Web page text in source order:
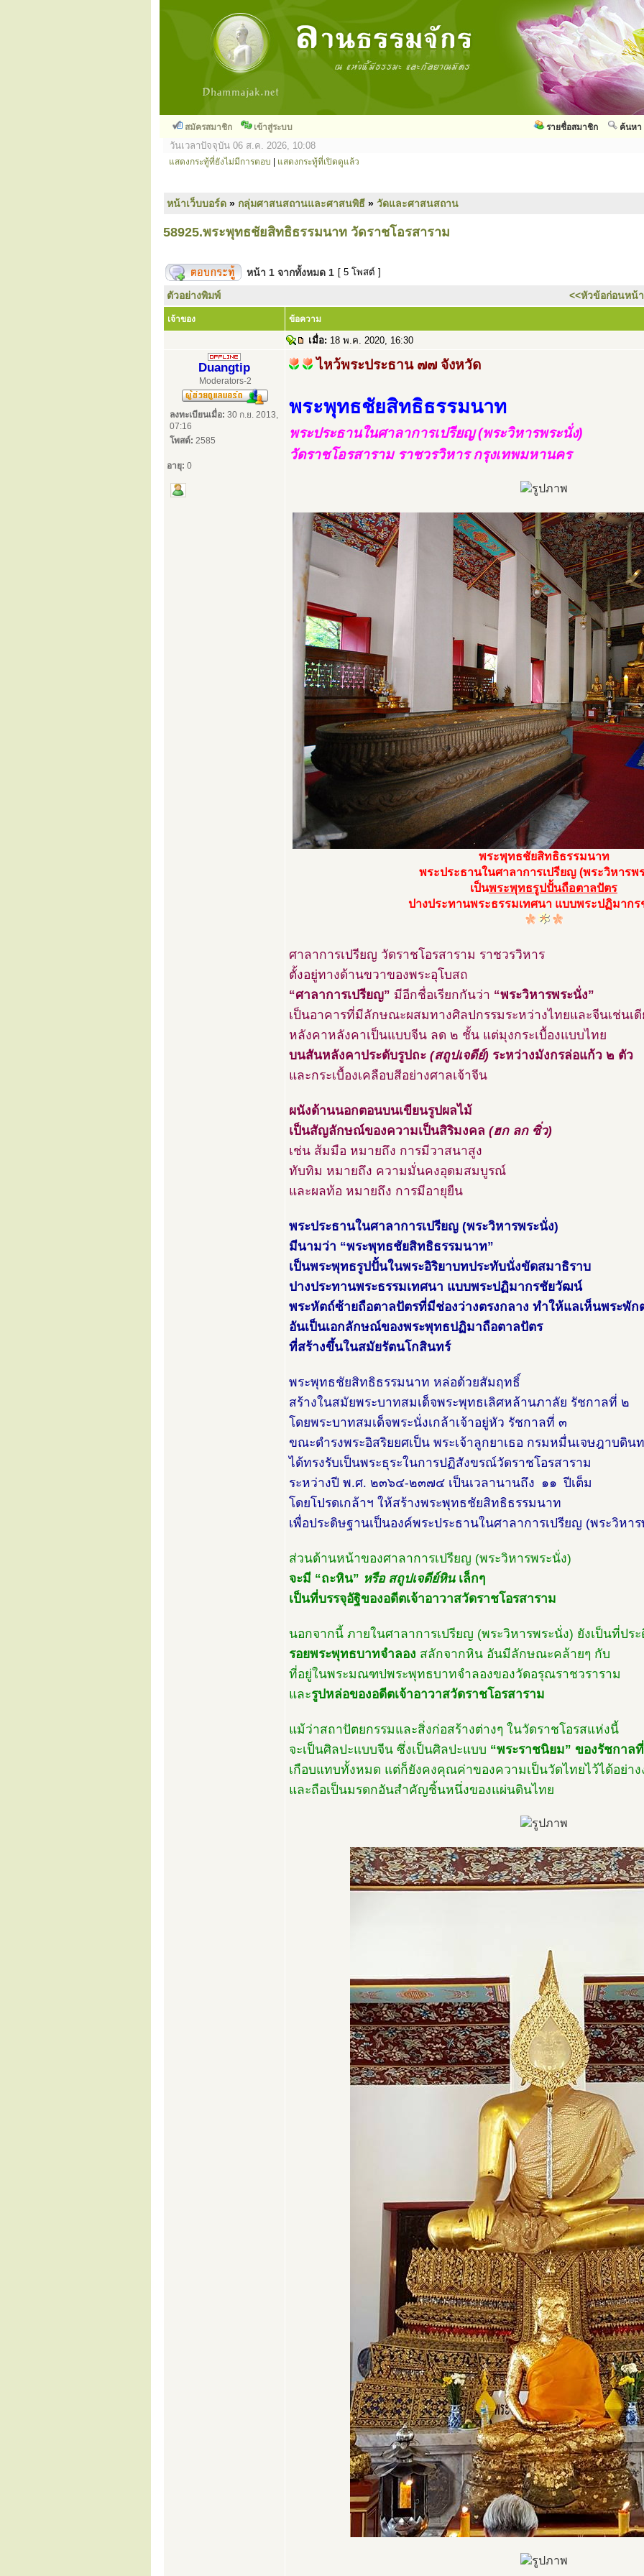
สมัครสมาชิก เข้าสู่ระบบ ค้นหา
รายชื่อสมาชิก
วันเวลาปัจจุบัน 06 ส.ค. 2026, 10:08
แสดงกระทู้ที่ยังไม่มีการตอบ แสดงกระทู้ที่เปิดดูแล้ว
หน้าเว็บบอร์ด » กลุ่มศาสนสถานและศาสนพิธี » วัดและศาสนสถาน
58925.พระพุทธชัยสิทธิธรรมนาท วัดราชโอรสาราม
หน้า 1 จากทั้งหมด 1 [ 5 โพสต์ ]
ตัวอย่างพิมพ์ <<หัวข้อก่อนหน้า
เจ้าของ ข้อความ
เมื่อ: 18 พ.ค. 2020, 16:30
Duangtip
Moderators-2
ลงทะเบียนเมื่อ: 30 ก.ย. 2013,
07:16
โพสต์: 2585
อายุ: 0
ไหว้พระประธาน ๗๗ จังหวัด
พระพุทธชัยสิทธิธรรมนาท
พระประธานในศาลาการเปรียญ (พระวิหารพระนั่ง)
วัดราชโอรสาราม ราชวรวิหาร กรุงเทพมหานคร
พระพุทธชัยสิทธิธรรมนาท
พระประธานในศาลาการเปรียญ (พระวิหารพ
เป็นพระพุทธรูปปั้นถือตาลปัตร
ปางประทานพระธรรมเทศนา แบบพระปฏิมาก
ศาลาการเปรียญ วัดราชโอรสาราม ราชวรวิหาร
ตั้งอยู่ทางด้านขวาของพระอุโบสถ
“ศาลาการเปรียญ” มีอีกชื่อเรียกกันว่า “พระวิหารพระนั่ง”
เป็นอาคารที่มีลักษณะผสมทางศิลปกรรมระหว่างไทยและจีนเช่นเ
หลังคาหลังคาเป็นแบบจีน ลด ๒ ชั้น แต่มุงกระเบื้องแบบไทย
บนสันหลังคาประดับรูปถะ (สถูปเจดีย์) ระหว่างมังกรล่อแก้ว ๒ ตัว
และกระเบื้องเคลือบสีอย่างศาลเจ้าจีน
ผนังด้านนอกตอนบนเขียนรูปผลไม้
เป็นสัญลักษณ์ของความเป็นสิริมงคล (ฮก ลก ซิ่ว)
เช่น ส้มมือ หมายถึง การมีวาสนาสูง
ทับทิม หมายถึง ความมั่นคงอุดมสมบูรณ์
และผลท้อ หมายถึง การมีอายุยืน
พระประธานในศาลาการเปรียญ (พระวิหารพระนั่ง)
มีนามว่า “พระพุทธชัยสิทธิธรรมนาท”
เป็นพระพุทธรูปปั้นในพระอิริยาบทประทับนั่งขัดสมาธิราบ
ปางประทานพระธรรมเทศนา แบบพระปฏิมากรชัยวัฒน์
พระหัตถ์ซ้ายถือตาลปัตรที่มีช่องว่างตรงกลาง ทำให้แลเห็นพระพัก
อันเป็นเอกลักษณ์ของพระพุทธปฏิมาถือตาลปัตร
ที่สร้างขึ้นในสมัยรัตนโกสินทร์
พระพุทธชัยสิทธิธรรมนาท หล่อด้วยสัมฤทธิ์
สร้างในสมัยพระบาทสมเด็จพระพุทธเลิศหล้านภาลัย รัชกาลที่ ๒
โดยพระบาทสมเด็จพระนั่งเกล้าเจ้าอยู่หัว รัชกาลที่ ๓
ขณะดำรงพระอิสริยยศเป็น พระเจ้าลูกยาเธอ กรมหมื่นเจษฎาบดิน
ได้ทรงรับเป็นพระธุระในการปฏิสังขรณ์วัดราชโอรสาราม
ระหว่างปี พ.ศ. ๒๓๖๔-๒๓๗๔ เป็นเวลานานถึง ๑๑ ปีเต็ม
โดยโปรดเกล้าฯ ให้สร้างพระพุทธชัยสิทธิธรรมนาท
เพื่อประดิษฐานเป็นองค์พระประธานในศาลาการเปรียญ (พระวิหาร
ส่วนด้านหน้าของศาลาการเปรียญ (พระวิหารพระนั่ง)
จะมี “ถะหิน” หรือ สถูปเจดีย์หินเล็กๆ
เป็นที่บรรจุอัฐิของอดีตเจ้าอาวาสวัดราชโอรสาราม
นอกจากนี้ ภายในศาลาการเปรียญ (พระวิหารพระนั่ง) ยังเป็นที่ปร
รอยพระพุทธบาทจำลอง สลักจากหิน อันมีลักษณะคล้ายๆ กับ
ที่อยู่ในพระมณฑปพระพุทธบาทจำลองของวัดอรุณราชวราราม
และรูปหล่อของอดีตเจ้าอาวาสวัดราชโอรสาราม
แม้ว่าสถาปัตยกรรมและสิ่งก่อสร้างต่างๆ ในวัดราชโอรสแห่งนี้
จะเป็นศิลปะแบบจีน ซึ่งเป็นศิลปะแบบ “พระราชนิยม” ของรัชกาล
เกือบแทบทั้งหมด แต่ก็ยังคงคุณค่าของความเป็นวัดไทยไว้ได้อย่าง
และถือเป็นมรดกอันสำคัญชิ้นหนึ่งของแผ่นดินไทย